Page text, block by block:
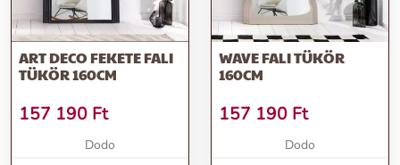
ART DECO FEKETE FALI
TÜKÖR 160CM
157 190 Ft
Dodo
WAVE FALI TÜKÖR
160CM
157 190 Ft
Dodo